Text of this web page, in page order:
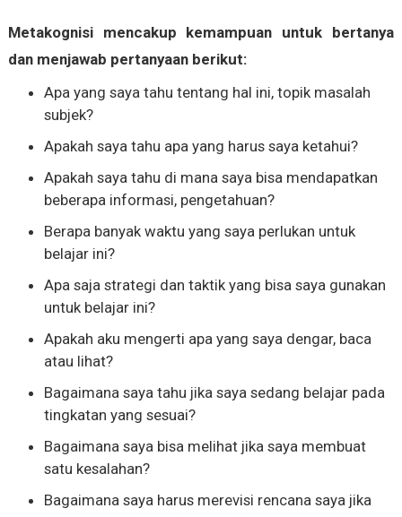
Metakognisi mencakup kemampuan untuk bertanya
dan menjawab pertanyaan berikut:
Apa yang saya tahu tentang hal ini, topik masalah
subjek?
Apakah saya tahu apa yang harus saya ketahui?
Apakah saya tahu di mana saya bisa mendapatkan
beberapa informasi, pengetahuan?
Berapa banyak waktu yang saya perlukan untuk
belajar ini?
Apa saja strategi dan taktik yang bisa saya gunakan
untuk belajar ini?
Apakah aku mengerti apa yang saya dengar, baca
atau lihat?
Bagaimana saya tahu jika saya sedang belajar pada
tingkatan yang sesuai?
Bagaimana saya bisa melihat jika saya membuat
satu kesalahan?
Bagaimana saya harus merevisi rencana saya jika